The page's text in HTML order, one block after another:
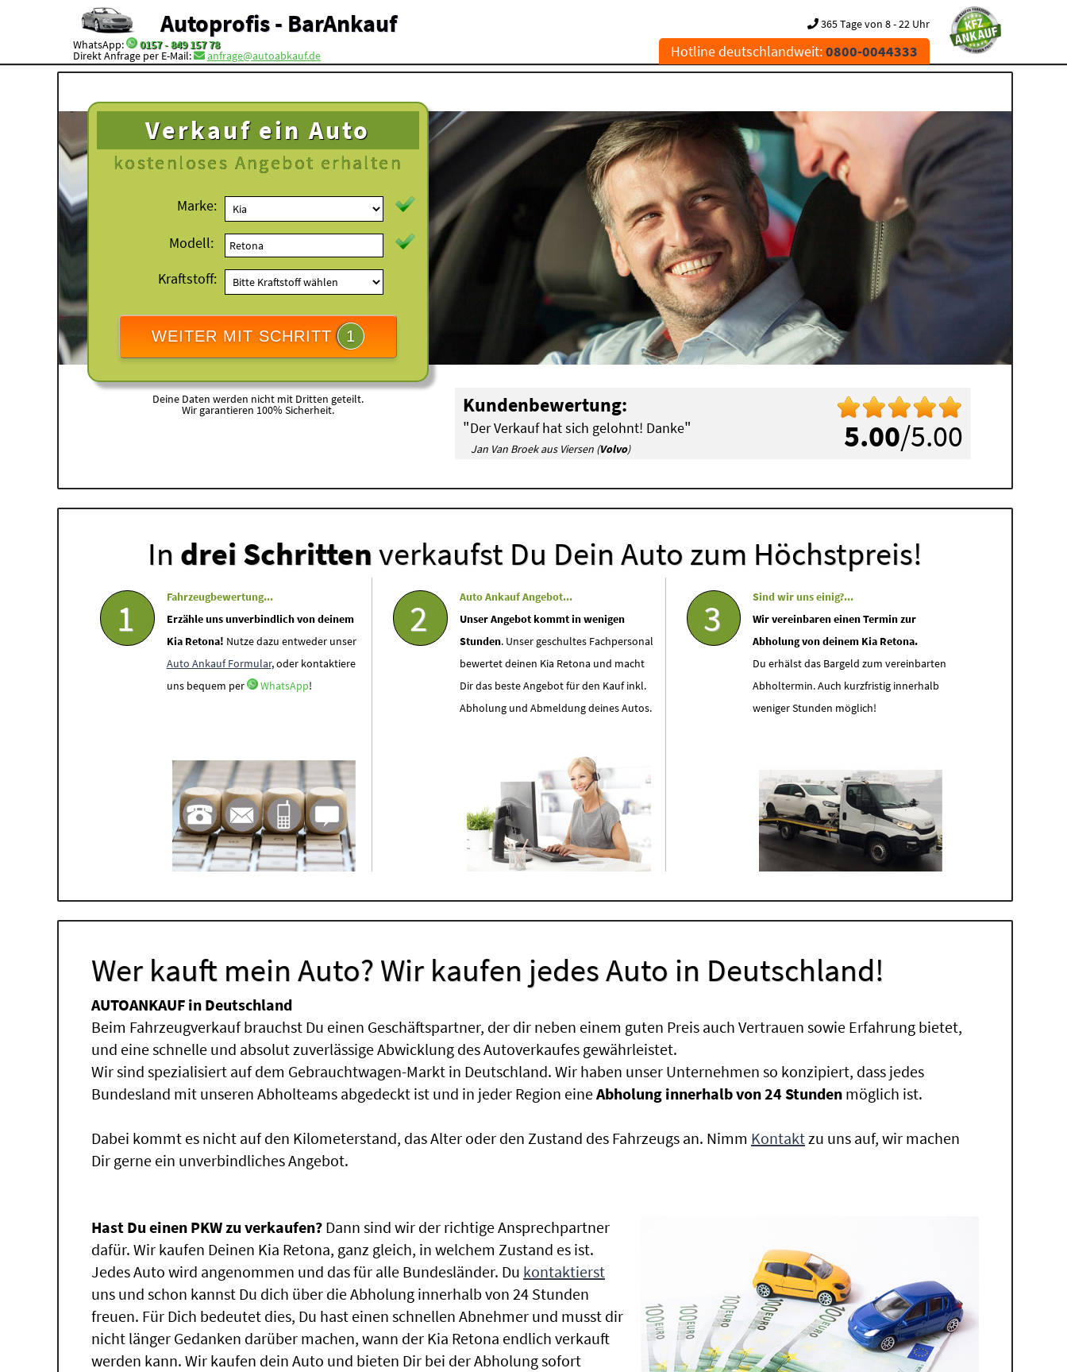
Autoprofis - BarAnkauf
WhatsApp: 0157 - 849 157 78
Direkt Anfrage per E-Mail: anfrage@autoabkauf.de
365 Tage von 8 - 22 Uhr
Hotline deutschlandweit:0800-0044333
Verkauf ein Auto
kostenloses Angebot erhalten
Marke:
Modell:
Kraftstoff:
WEITER MIT SCHRITT 1
Deine Daten werden nicht mit Dritten geteilt.
Wir garantieren 100% Sicherheit.
5.00/5.00
Kundenbewertung:
"Der Verkauf hat sich gelohnt! Danke"
Jan Van Broek aus Viersen (Volvo)
In drei Schrittenverkaufst Du Dein Auto zum Höchstpreis!
1
Fahrzeugbewertung...
Erzähle uns unverbindlich von deinem
Kia Retona! Nutze dazu entweder unser
Auto Ankauf Formular, oder kontaktiere
uns bequem per
WhatsApp!
2
Auto Ankauf Angebot...
Unser Angebot kommt in wenigen
Stunden. Unser geschultes Fachpersonal
bewertet deinen Kia Retona und macht
Dir das beste Angebot für den Kauf inkl.
Abholung und Abmeldung deines Autos.
3
Sind wir uns einig?...
Wir vereinbaren einen Termin zur
Abholung von deinem Kia Retona.
Du erhälst das Bargeld zum vereinbarten
Abholtermin. Auch kurzfristig innerhalb
weniger Stunden möglich!
Wer kauft mein Auto? Wir kaufen jedes Auto in Deutschland!
AUTOANKAUF in Deutschland
Beim Fahrzeugverkauf brauchst Du einen Geschäftspartner, der dir neben einem guten Preis auch Vertrauen sowie Erfahrung bietet,
und eine schnelle und absolut zuverlässige Abwicklung des Autoverkaufes gewährleistet.
Wir sind spezialisiert auf dem Gebrauchtwagen-Markt in Deutschland. Wir haben unser Unternehmen so konzipiert, dass jedes
Bundesland mit unseren Abholteams abgedeckt ist und in jeder Region eineAbholung innerhalb von 24 Stunden möglich ist.
Dabei kommt es nicht auf den Kilometerstand, das Alter oder den Zustand des Fahrzeugs an. Nimm Kontaktzu uns auf, wir machen
Dir gerne ein unverbindliches Angebot.
Hast Du einen PKW zu verkaufen? Dann sind wir der richtige Ansprechpartner
dafür. Wir kaufen Deinen Kia Retona, ganz gleich, in welchem Zustand es ist.
Jedes Auto wird angenommen und das für alle Bundesländer. Du kontaktierst
uns und schon kannst Du dich über die Abholung innerhalb von 24 Stunden
freuen. Für Dich bedeutet dies, Du hast einen schnellen Abnehmer und musst dir
nicht länger Gedanken darüber machen, wann der Kia Retona endlich verkauft
werden kann. Wir kaufen dein Auto und bieten Dir bei der Abholung sofort